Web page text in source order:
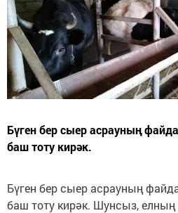
Бүген бер сыер асрауның
баш тоту кирәк.
Бүген бер сыер асрауның
баш тоту кирәк. Шунсыз, елның